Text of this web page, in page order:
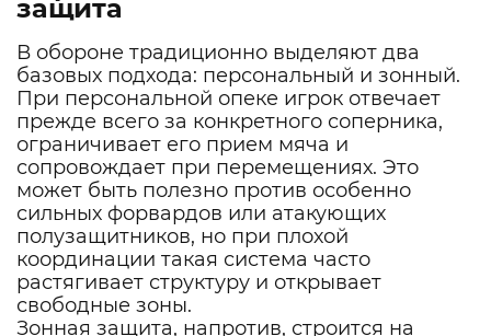
защита
В обороне традиционно выделяют два
базовых подхода: персональный и зонный.
При персональной опеке игрок отвечает
прежде всего за конкретного соперника,
ограничивает его прием мяча и
сопровождает при перемещениях. Это
может быть полезно против особенно
сильных форвардов или атакующих
полузащитников, но при плохой
координации такая система часто
растягивает структуру и открывает
свободные зоны.
Зонная защита, напротив, строится на